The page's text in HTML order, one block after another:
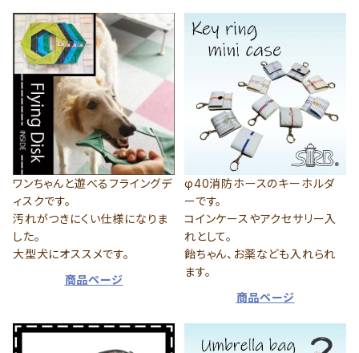
ワンちゃんと遊べるフライングデ
ィスクです。
汚れがつきにくい仕様になりま
した。
大型犬にオススメです。
商品ページ
φ40消防ホースのキーホルダ
ーです。
コインケースやアクセサリー入
れとして。
飴ちゃん、お薬なども入れられ
ます。
商品ページ